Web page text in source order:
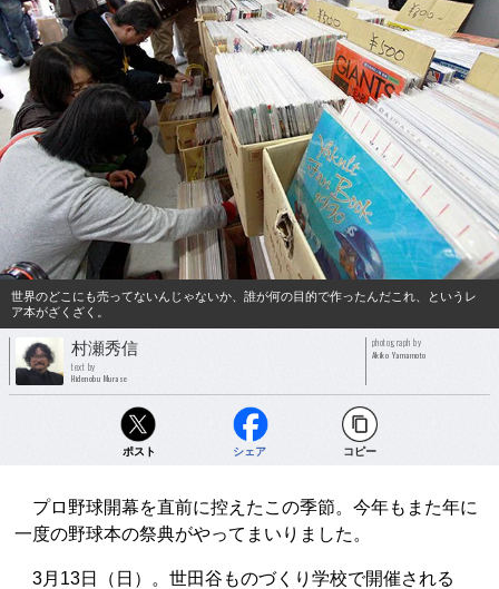
世界のどこにも売ってないんじゃないか、誰が何の目的で作ったんだこれ、というレ
ア本がざくざく。
村瀬秀信
text by
Hidenobu Murase
photograph by
Akiko Yamamoto
ポスト シェア コピー
プロ野球開幕を直前に控えたこの季節。今年もまた年に
一度の野球本の祭典がやってまいりました。
3月13日（日）。世田谷ものづくり学校で開催される